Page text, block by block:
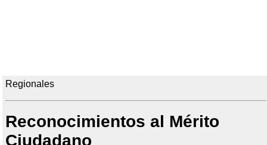
Regionales
Reconocimientos al Mérito
Ciudadano